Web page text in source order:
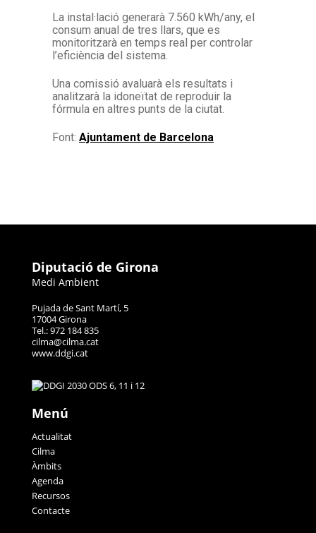
La instal·lació generarà 7.560 kWh/any, el
consum anual de tres llars, que es
monitoritzarà en temps real per controlar
l’eficiència del sistema.
Una comissió avaluarà els resultats i
analitzarà la idoneïtat de reproduir la
fórmula en altres punts de la ciutat.
Font: Ajuntament de Barcelona
Diputació de Girona
Medi Ambient
Pujada de Sant Martí, 5
17004 Girona
Tel.: 972 184 835
cilma@cilma.cat
www.ddgi.cat
Menú
Actualitat
Cilma
Àmbits
Agenda
Recursos
Contacte